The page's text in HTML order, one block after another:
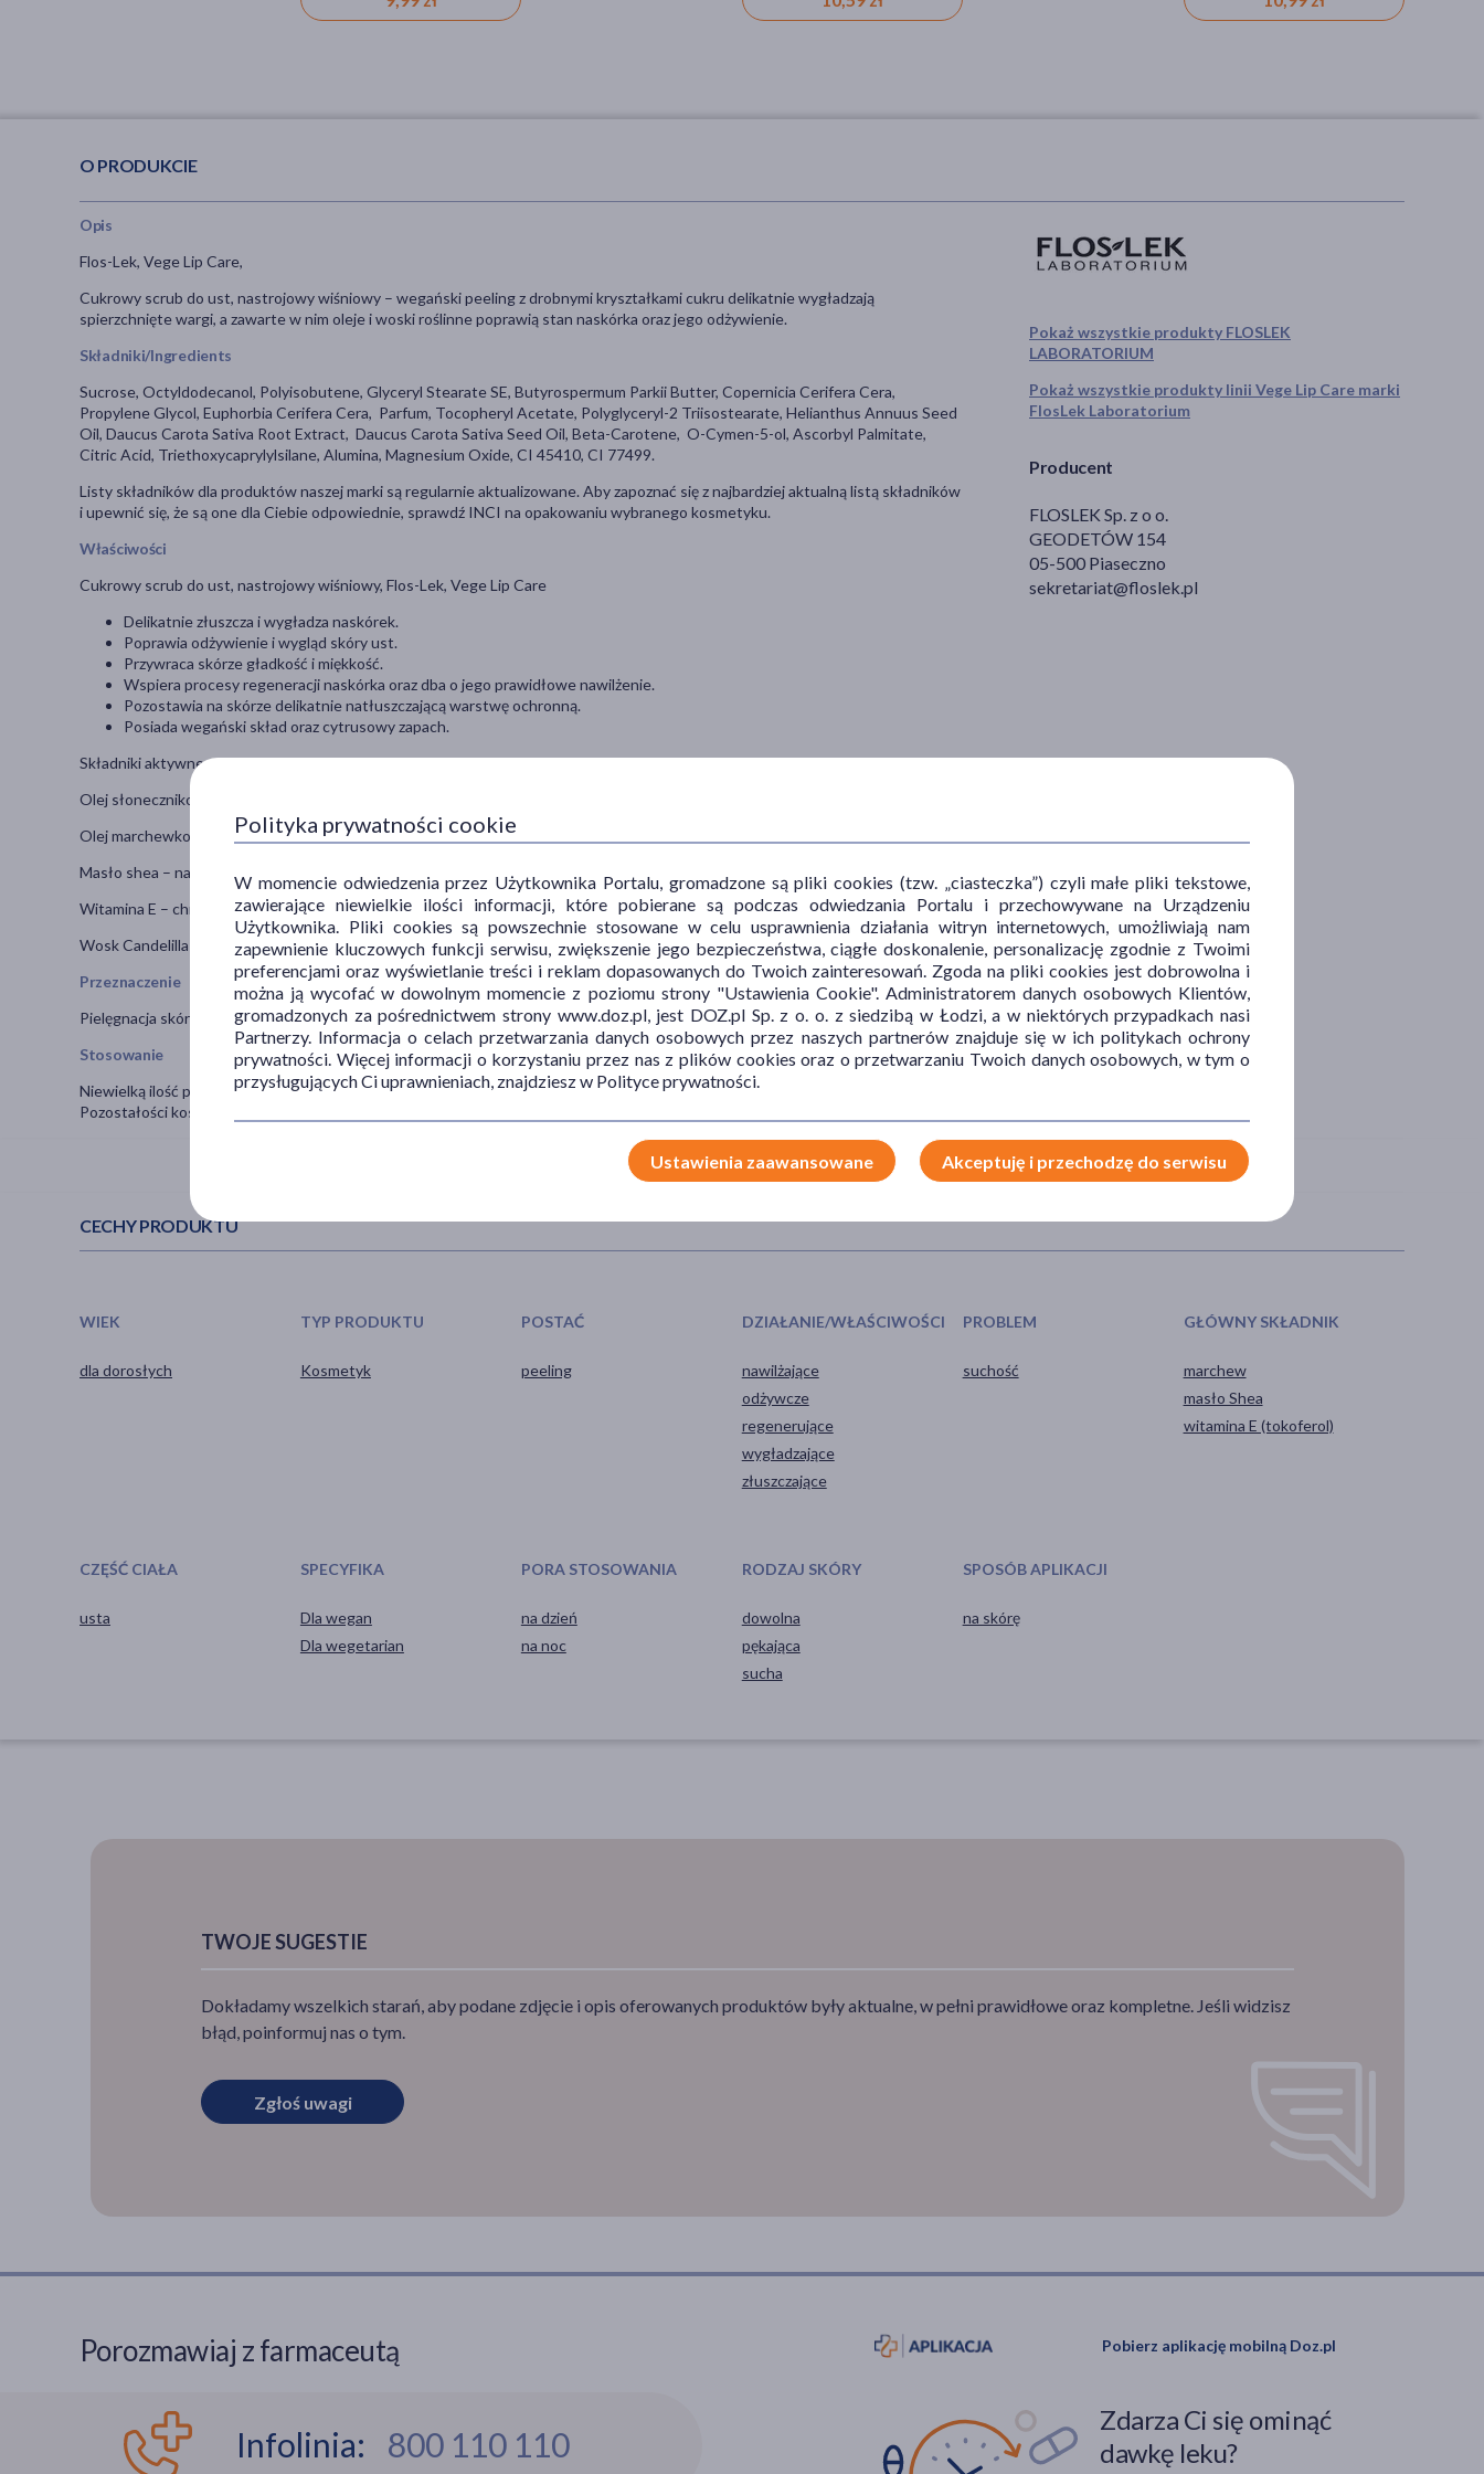
O PRODUKCIE
Pokaż wszystkie produkty FLOSLEK
LABORATORIUM
Pokaż wszystkie produkty linii Vege Lip Care marki
FlosLek Laboratorium
Producent
FLOSLEK Sp. z o o.
GEODETÓW 154
05-500 Piaseczno
sekretariat@floslek.pl
Opis
Flos-Lek, Vege Lip Care,
Cukrowy scrub do ust, nastrojowy wiśniowy – wegański peeling z drobnymi kryształkami cukru delikatnie wygładzają
spierzchnięte wargi, a zawarte w nim oleje i woski roślinne poprawią stan naskórka oraz jego odżywienie.
Składniki/Ingredients
Sucrose, Octyldodecanol, Polyisobutene, Glyceryl Stearate SE, Butyrospermum Parkii Butter, Copernicia Cerifera Cera,
Propylene Glycol, Euphorbia Cerifera Cera, Parfum, Tocopheryl Acetate, Polyglyceryl-2 Triisostearate, Helianthus Annuus Seed
Oil, Daucus Carota Sativa Root Extract, Daucus Carota Sativa Seed Oil, Beta-Carotene, O-Cymen-5-ol, Ascorbyl Palmitate,
Citric Acid, Triethoxycaprylylsilane, Alumina, Magnesium Oxide, CI 45410, CI 77499.
Listy składników dla produktów naszej marki są regularnie aktualizowane. Aby zapoznać się z najbardziej aktualną listą składników
i upewnić się, że są one dla Ciebie odpowiednie, sprawdź INCI na opakowaniu wybranego kosmetyku.
Właściwości
Cukrowy scrub do ust, nastrojowy wiśniowy, Flos-Lek, Vege Lip Care
Delikatnie złuszcza i wygładza naskórek.
Poprawia odżywienie i wygląd skóry ust.
Przywraca skórze gładkość i miękkość.
Wspiera procesy regeneracji naskórka oraz dba o jego prawidłowe nawilżenie.
Pozostawia na skórze delikatnie natłuszczającą warstwę ochronną.
Posiada wegański skład oraz cytrusowy zapach.
Składniki aktywne:
Olej słonecznikowy – zwiększa elastyczność, regeneruje i zmiękcza naskórek.
Olej marchewkowy ujędrnia, odżywia skórę i przywraca jej blask.
Masło shea – natłuszcza, poprawia odżywienie, wspiera procesy regeneracji i zwiększa funkcję ochronną naskórka.
Witamina E – chroni przed przedwczesnym starzeniem komórek skóry.
Wosk Candelilla – działaj nawilżająco, przywraca skórze miękkość i elastyczność.
Przeznaczenie
Pielęgnacja skóry ust. Polecany do suchej i przesuszonej skóry.
Stosowanie
Niewielką ilość produktu rozprowadzić na ustach, masować wykonując koliste ruchu do momentu rozpuszczenia cukru.
Pozostałości kosmetyku usunąć przy użyciu wacika. Stosować 2-3 razy w tygodniu.
CECHY PRODUKTU
WIEK
dla dorosłych
TYP PRODUKTU
Kosmetyk
POSTAĆ
peeling
DZIAŁANIE/WŁAŚCIWOŚCI
nawilżające
odżywcze
regenerujące
wygładzające
złuszczające
PROBLEM
suchość
GŁÓWNY SKŁADNIK
marchew
masło Shea
witamina E (tokoferol)
CZĘŚĆ CIAŁA
usta
SPECYFIKA
Dla wegan
Dla wegetarian
PORA STOSOWANIA
na dzień
na noc
RODZAJ SKÓRY
dowolna
pękająca
sucha
SPOSÓB APLIKACJI
na skórę
TWOJE SUGESTIE
Dokładamy wszelkich starań, aby podane zdjęcie i opis oferowanych produktów były aktualne, w pełni prawidłowe oraz kompletne. Jeśli widzisz
błąd, poinformuj nas o tym.
Zgłoś uwagi
Porozmawiaj z farmaceutą
Infolinia: 800 110 110
Pobierz aplikację mobilną Doz.pl
Zdarza Ci się ominąć
dawkę leku?
Polityka prywatności cookie
W momencie odwiedzenia przez Użytkownika Portalu, gromadzone są pliki cookies (tzw. „ciasteczka”) czyli małe pliki tekstowe,
zawierające niewielkie ilości informacji, które pobierane są podczas odwiedzania Portalu i przechowywane na Urządzeniu
Użytkownika. Pliki cookies są powszechnie stosowane w celu usprawnienia działania witryn internetowych, umożliwiają nam
zapewnienie kluczowych funkcji serwisu, zwiększenie jego bezpieczeństwa, ciągłe doskonalenie, personalizację zgodnie z Twoimi
preferencjami oraz wyświetlanie treści i reklam dopasowanych do Twoich zainteresowań. Zgoda na pliki cookies jest dobrowolna i
można ją wycofać w dowolnym momencie z poziomu strony "Ustawienia Cookie". Administratorem danych osobowych Klientów,
gromadzonych za pośrednictwem strony www.doz.pl, jest DOZ.pl Sp. z o. o. z siedzibą w Łodzi, a w niektórych przypadkach nasi
Partnerzy. Informacja o celach przetwarzania danych osobowych przez naszych partnerów znajduje się w ich politykach ochrony
prywatności. Więcej informacji o korzystaniu przez nas z plików cookies oraz o przetwarzaniu Twoich danych osobowych, w tym o
przysługujących Ci uprawnieniach, znajdziesz w Polityce prywatności.
Ustawienia zaawansowane Akceptuję i przechodzę do serwisu